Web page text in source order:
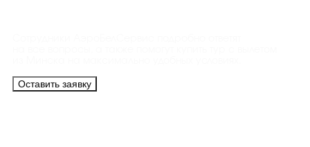
Оставить заявку